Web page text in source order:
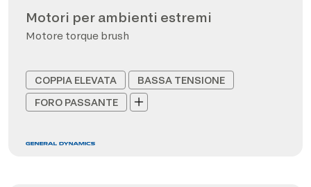
Motori per ambienti estremi
Motore torque brush
COPPIA ELEVATA
BASSA TENSIONE
FORO PASSANTE